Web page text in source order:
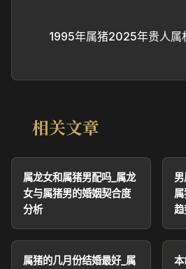
1995年属猪2025年贵人属
相关文章
属龙女和属猪男配吗_属龙
女与属猪男的婚姻契合度
分析
趋
属猪的几月份结婚最好_属
本